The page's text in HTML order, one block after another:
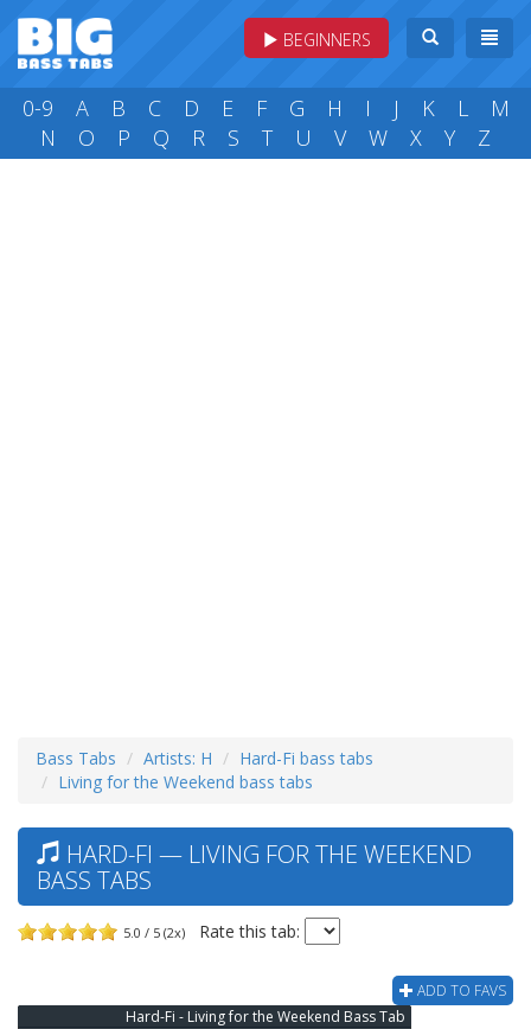
BEGINNERS
0-9 A B C D E F G H I J K L
M
N
O P Q R S T U V W X Y Z
Bass Tabs Artists: H
Hard-Fi bass tabs
Living for the Weekend bass tabs
HARD-FI — LIVING FOR THE WEEKEND
BASS TABS
5.0 / 5 (2x) Rate this tab:
ADD TO FAVS
Hard-Fi - Living for the Weekend Bass Tab